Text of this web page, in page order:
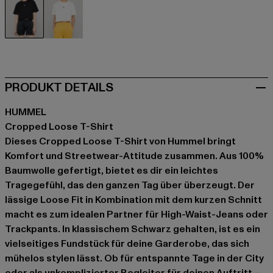
PRODUKT DETAILS
HUMMEL
Cropped Loose T-Shirt
Dieses Cropped Loose T-Shirt von Hummel bringt
Komfort und Streetwear-Attitude zusammen. Aus 100%
Baumwolle gefertigt, bietet es dir ein leichtes
Tragegefühl, das den ganzen Tag über überzeugt. Der
lässige Loose Fit in Kombination mit dem kurzen Schnitt
macht es zum idealen Partner für High-Waist-Jeans oder
Trackpants. In klassischem Schwarz gehalten, ist es ein
vielseitiges Fundstück für deine Garderobe, das sich
mühelos stylen lässt. Ob für entspannte Tage in der City